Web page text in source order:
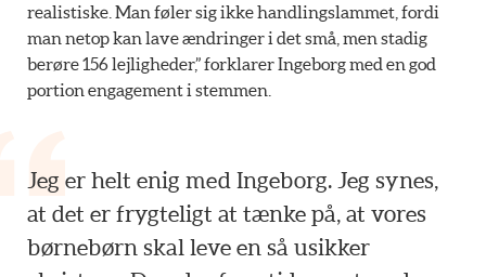
realistiske. Man føler sig ikke handlingslammet, fordi
man netop kan lave ændringer i det små, men stadig
berøre 156 lejligheder,” forklarer Ingeborg med en god
portion engagement i stemmen.
Jeg er helt enig med Ingeborg. Jeg synes,
at det er frygteligt at tænke på, at vores
børnebørn skal leve en så usikker